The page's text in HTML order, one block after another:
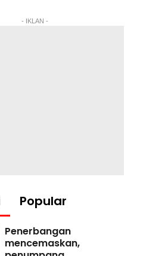
- IKLAN -
Popular
Penerbangan
mencemaskan,